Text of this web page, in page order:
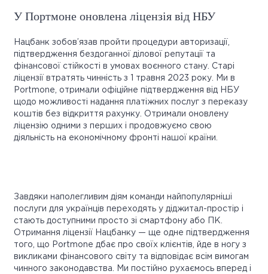
У Портмоне оновлена ліцензія від НБУ
Нацбанк зобов’язав пройти процедури авторизації,
підтвердження бездоганної ділової репутації та
фінансової стійкості в умовах воєнного стану. Старі
ліцензії втратять чинність з 1 травня 2023 року. Ми в
Portmone, отримали офіційне підтвердження від НБУ
щодо можливості надання платіжних послуг з переказу
коштів без відкриття рахунку. Отримали оновлену
ліцензію одними з перших і продовжуємо свою
діяльність на економічному фронті нашої країни.
Завдяки наполегливим діям команди найпопулярніші
послуги для українців переходять у діджитал-простір і
стають доступними просто зі смартфону або ПК.
Отримання ліцензії Нацбанку — ще одне підтвердження
того, що Portmone дбає про своїх клієнтів, йде в ногу з
викликами фінансового світу та відповідає всім вимогам
чинного законодавства. Ми постійно рухаємось вперед і